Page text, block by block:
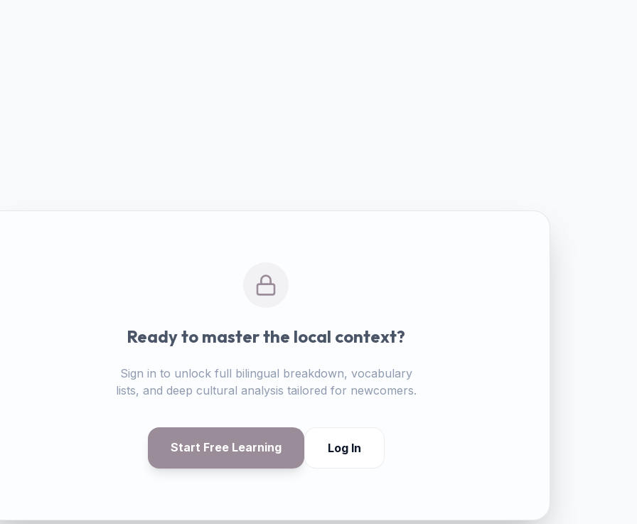
Ready to master the local context?
Sign in to unlock full bilingual breakdown, vocabulary
lists, and deep cultural analysis tailored for newcomers.
Start Free Learning Log In